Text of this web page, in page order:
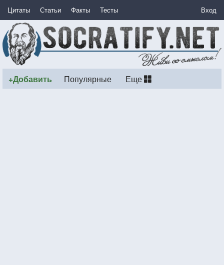
Цитаты Статьи Факты Тесты Вход
+Добавить Популярные Еще